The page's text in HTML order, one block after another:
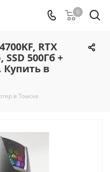
0
RTX
SSD 500Гб +
Купить в
в Томске